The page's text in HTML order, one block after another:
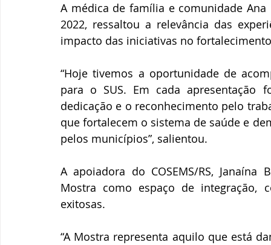
A médica de família e comunidade
2022, ressaltou a relevância das
impacto das iniciativas no
“Hoje tivemos a oportunidade de
para o SUS. Em cada apresentação
dedicação e o reconhecimento pelo
que fortalecem o sistema de saúde e
pelos municípios”, salientou.
A apoiadora do COSEMS/RS,
Mostra como espaço de integração,
exitosas.
“A Mostra representa aquilo que está